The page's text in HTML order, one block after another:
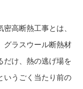
高断熱工事とは、
グラスウール断熱材
だけ、熱の逃げ場を
いうごく当たり前の